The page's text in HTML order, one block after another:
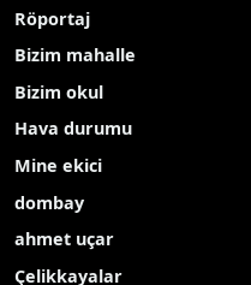
Röportaj
Bizim mahalle
Bizim okul
Hava durumu
Mine ekici
dombay
ahmet uçar
Çelikkayalar